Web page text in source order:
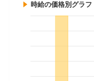
時給の価格別グラフ